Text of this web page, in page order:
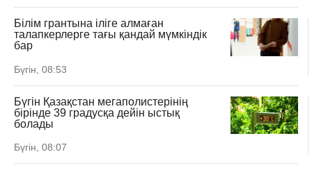
Білім грантына іліге алмаған
талапкерлерге тағы қандай мүмкіндік
бар
Бүгін, 08:53
Бүгін Қазақстан мегаполистерінің
бірінде 39 градусқа дейін ыстық
болады
Бүгін, 08:07